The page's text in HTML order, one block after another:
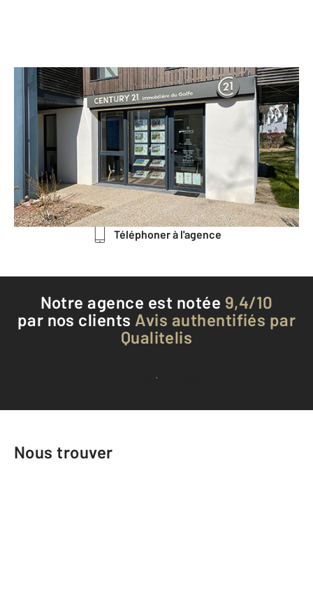
CENTURY 21 Immobilière du Golfe
2 Allée Jules Verne Immeuble le
Sextant
ARRADON - 56610
Envoyer un message
Téléphoner à l'agence
Notre agence est notée 9,4/10
par nos clients Avis authentifiés par
Qualitelis
Voir tous les avis clients
Nous trouver